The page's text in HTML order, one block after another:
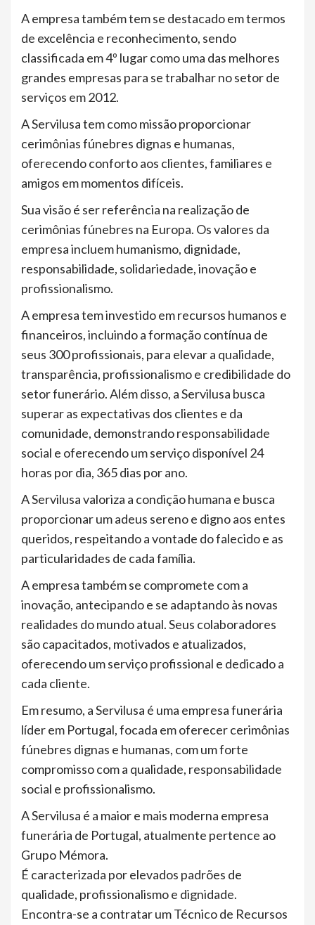
A empresa também tem se destacado em termos
de excelência e reconhecimento, sendo
classificada em 4º lugar como uma das melhores
grandes empresas para se trabalhar no setor de
serviços em 2012.
A Servilusa tem como missão proporcionar
cerimônias fúnebres dignas e humanas,
oferecendo conforto aos clientes, familiares e
amigos em momentos difíceis.
Sua visão é ser referência na realização de
cerimônias fúnebres na Europa. Os valores da
empresa incluem humanismo, dignidade,
responsabilidade, solidariedade, inovação e
profissionalismo.
A empresa tem investido em recursos humanos e
financeiros, incluindo a formação contínua de
seus 300 profissionais, para elevar a qualidade,
transparência, profissionalismo e credibilidade do
setor funerário. Além disso, a Servilusa busca
superar as expectativas dos clientes e da
comunidade, demonstrando responsabilidade
social e oferecendo um serviço disponível 24
horas por dia, 365 dias por ano.
A Servilusa valoriza a condição humana e busca
proporcionar um adeus sereno e digno aos entes
queridos, respeitando a vontade do falecido e as
particularidades de cada família.
A empresa também se compromete com a
inovação, antecipando e se adaptando às novas
realidades do mundo atual. Seus colaboradores
são capacitados, motivados e atualizados,
oferecendo um serviço profissional e dedicado a
cada cliente.
Em resumo, a Servilusa é uma empresa funerária
líder em Portugal, focada em oferecer cerimônias
fúnebres dignas e humanas, com um forte
compromisso com a qualidade, responsabilidade
social e profissionalismo.
A Servilusa é a maior e mais moderna empresa
funerária de Portugal, atualmente pertence ao
Grupo Mémora.
É caracterizada por elevados padrões de
qualidade, profissionalismo e dignidade.
Encontra-se a contratar um Técnico de Recursos